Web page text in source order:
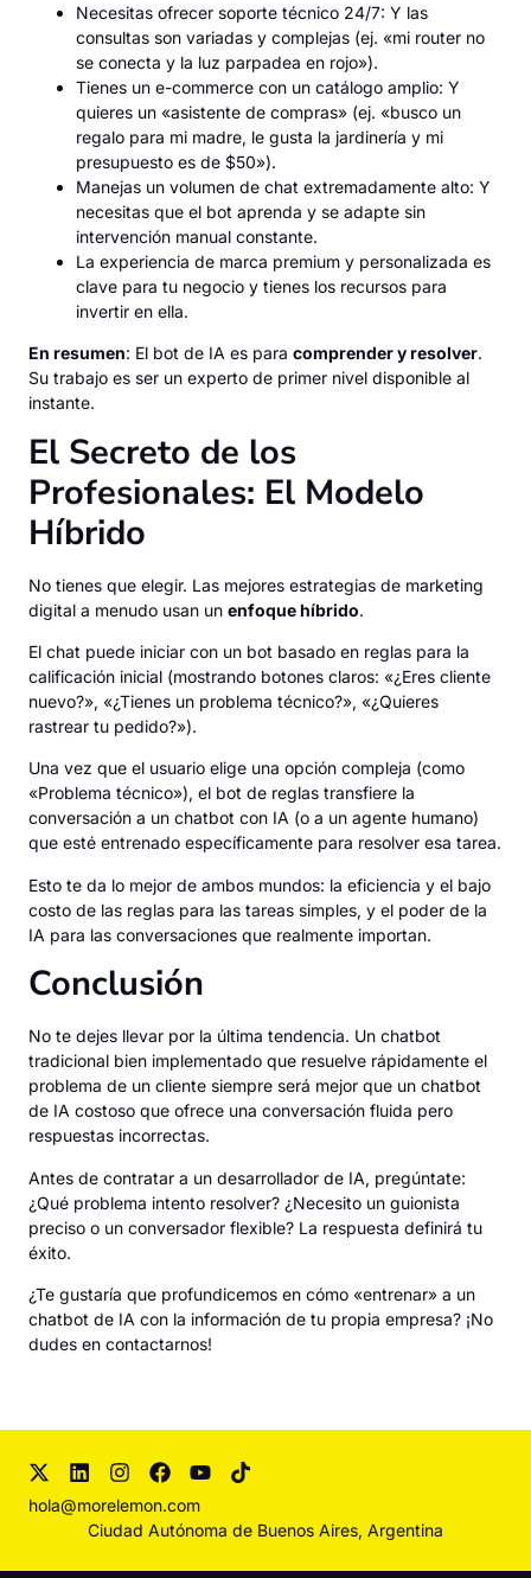
Necesitas ofrecer soporte técnico 24/7: Y las
consultas son variadas y complejas (ej. «mi router no
se conecta y la luz parpadea en rojo»).
Tienes un e-commerce con un catálogo amplio: Y
quieres un «asistente de compras» (ej. «busco un
regalo para mi madre, le gusta la jardinería y mi
presupuesto es de $50»).
Manejas un volumen de chat extremadamente alto: Y
necesitas que el bot aprenda y se adapte sin
intervención manual constante.
La experiencia de marca premium y personalizada es
clave para tu negocio y tienes los recursos para
invertir en ella.
En resumen: El bot de IA es para comprender y resolver.
Su trabajo es ser un experto de primer nivel disponible al
instante.
El Secreto de los
Profesionales: El Modelo
Híbrido
No tienes que elegir. Las mejores estrategias de marketing
digital a menudo usan un enfoque híbrido.
El chat puede iniciar con un bot basado en reglas para la
calificación inicial (mostrando botones claros: «¿Eres cliente
nuevo?», «¿Tienes un problema técnico?», «¿Quieres
rastrear tu pedido?»).
Una vez que el usuario elige una opción compleja (como
«Problema técnico»), el bot de reglas transfiere la
conversación a un chatbot con IA (o a un agente humano)
que esté entrenado específicamente para resolver esa tarea.
Esto te da lo mejor de ambos mundos: la eficiencia y el bajo
costo de las reglas para las tareas simples, y el poder de la
IA para las conversaciones que realmente importan.
Conclusión
No te dejes llevar por la última tendencia. Un chatbot
tradicional bien implementado que resuelve rápidamente el
problema de un cliente siempre será mejor que un chatbot
de IA costoso que ofrece una conversación fluida pero
respuestas incorrectas.
Antes de contratar a un desarrollador de IA, pregúntate:
¿Qué problema intento resolver? ¿Necesito un guionista
preciso o un conversador flexible? La respuesta definirá tu
éxito.
¿Te gustaría que profundicemos en cómo «entrenar» a un
chatbot de IA con la información de tu propia empresa? ¡No
dudes en contactarnos!
hola@morelemon.com
Ciudad Autónoma de Buenos Aires, Argentina